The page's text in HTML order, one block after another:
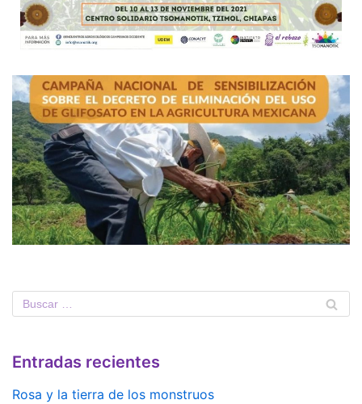
Entradas recientes
Rosa y la tierra de los monstruos